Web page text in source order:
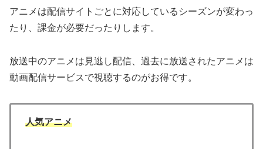
アニメは配信サイトごとに対応しているシーズンが変わっ
たり、課金が必要だったりします。
放送中のアニメは見逃し配信、過去に放送されたアニメは
動画配信サービスで視聴するのがお得です。
人気アニメ